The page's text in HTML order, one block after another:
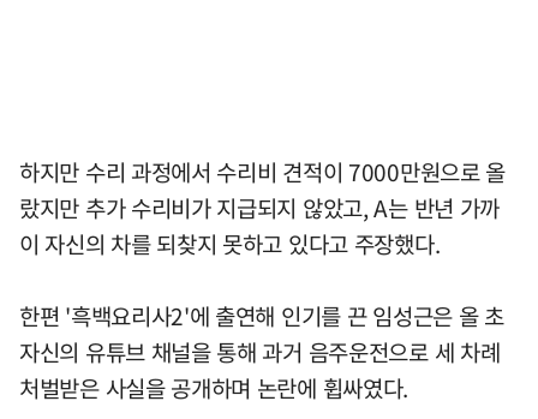
하지만 수리 과정에서 수리비 견적이 7000만원으로 올
랐지만 추가 수리비가 지급되지 않았고, A는 반년 가까
이 자신의 차를 되찾지 못하고 있다고 주장했다.
한편 '흑백요리사2'에 출연해 인기를 끈 임성근은 올 초
자신의 유튜브 채널을 통해 과거 음주운전으로 세 차례
처벌받은 사실을 공개하며 논란에 휩싸였다.